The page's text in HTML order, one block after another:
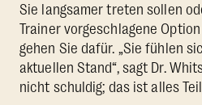
Sie langsamer treten sollen
Trainer vorgeschlagene
gehen Sie dafür. „Sie fühlen
aktuellen Stand“, sagt Dr.
nicht schuldig; das ist alles